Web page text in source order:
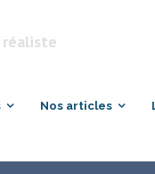
Nos articles